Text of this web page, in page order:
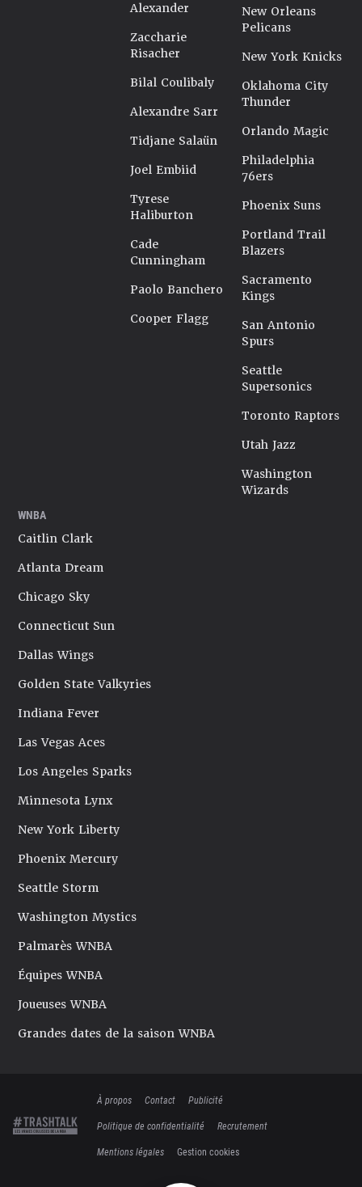
Alexander
Zaccharie
Risacher
Bilal Coulibaly
Alexandre Sarr
Tidjane Salaün
Joel Embiid
Tyrese
Haliburton
Cade
Cunningham
Paolo Banchero
Cooper Flagg
New Orleans
Pelicans
New York Knicks
Oklahoma City
Thunder
Orlando Magic
Philadelphia
76ers
Phoenix Suns
Portland Trail
Blazers
Sacramento
Kings
San Antonio
Spurs
Seattle
Supersonics
Toronto Raptors
Utah Jazz
Washington
Wizards
WNBA
Caitlin Clark
Atlanta Dream
Chicago Sky
Connecticut Sun
Dallas Wings
Golden State Valkyries
Indiana Fever
Las Vegas Aces
Los Angeles Sparks
Minnesota Lynx
New York Liberty
Phoenix Mercury
Seattle Storm
Washington Mystics
Palmarès WNBA
Équipes WNBA
Joueuses WNBA
Grandes dates de la saison WNBA
À propos Contact
Publicité
Politique de confidentialité
Recrutement
Mentions légales
Gestion cookies